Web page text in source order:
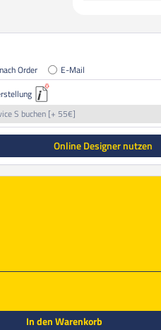
Order
E-Mail
S buchen [+ 55€]
Online Designer nutzen
In den Warenkorb